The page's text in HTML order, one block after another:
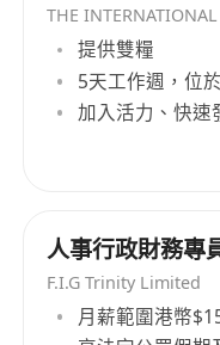
• 個人特質：細心
通協調能力與執行
的保密意識
提供雙糧
5天工作週，位
加入活力、快速
人事行政財務專
F.I.G Trinity Limited
月薪範圍港幣